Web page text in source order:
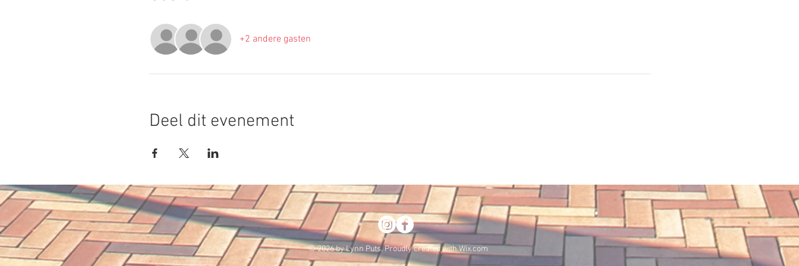
+2 andere gasten
Deel dit evenement
© 2026 by Lynn Puts. Proudly created withWix.com